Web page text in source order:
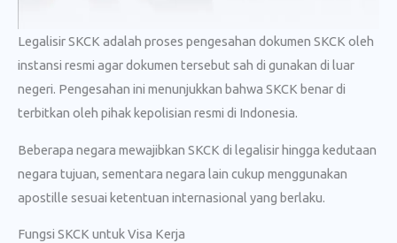
Legalisir SKCK adalah proses pengesahan dokumen SKCK oleh
instansi resmi agar dokumen tersebut sah di gunakan di luar
negeri. Pengesahan ini menunjukkan bahwa SKCK benar di
terbitkan oleh pihak kepolisian resmi di Indonesia.
Beberapa negara mewajibkan SKCK di legalisir hingga kedutaan
negara tujuan, sementara negara lain cukup menggunakan
apostille sesuai ketentuan internasional yang berlaku.
Fungsi SKCK untuk Visa Kerja